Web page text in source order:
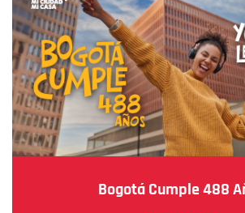
Bogotá Cumple 488